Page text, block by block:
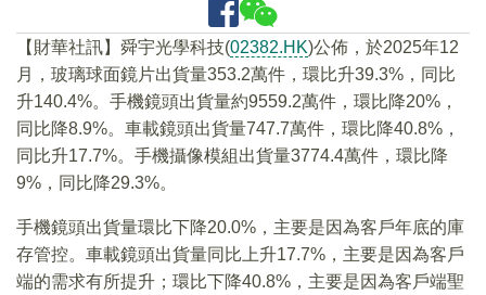
【財華社訊】舜宇光學科技(02382.HK)公佈，於2025年12
月，玻璃球面鏡片出貨量353.2萬件，環比升39.3%，同比
升140.4%。手機鏡頭出貨量約9559.2萬件，環比降20%，
同比降8.9%。車載鏡頭出貨量747.7萬件，環比降40.8%，
同比升17.7%。手機攝像模組出貨量3774.4萬件，環比降
9%，同比降29.3%。
手機鏡頭出貨量環比下降20.0%，主要是因為客戶年底的庫
存管控。車載鏡頭出貨量同比上升17.7%，主要是因為客戶
端的需求有所提升；環比下降40.8%，主要是因為客戶端聖